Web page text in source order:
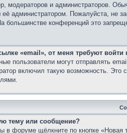
модераторов и администраторов.
её администратором. Пожалуйста, не
большинстве конференций это
«email», от меня требуют
пользователи могут отправлять
включил такую возможность. Это
тему или сообщение?
в форуме щёлкните по кнопке